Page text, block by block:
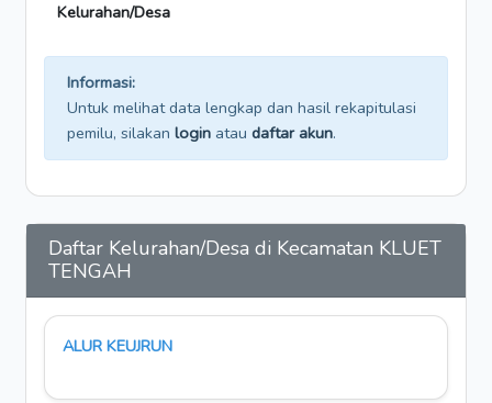
Kelurahan/Desa
Informasi:
Untuk melihat data lengkap dan hasil rekapitulasi
pemilu, silakan login atau daftar akun.
Daftar Kelurahan/Desa di Kecamatan KLUET
TENGAH
ALUR KEUJRUN